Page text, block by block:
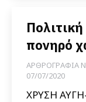
πονηρό
ΑΡΘΡΟΓΡΑΦΙΑ
07/07/2020
ΧΡΥΣΗ